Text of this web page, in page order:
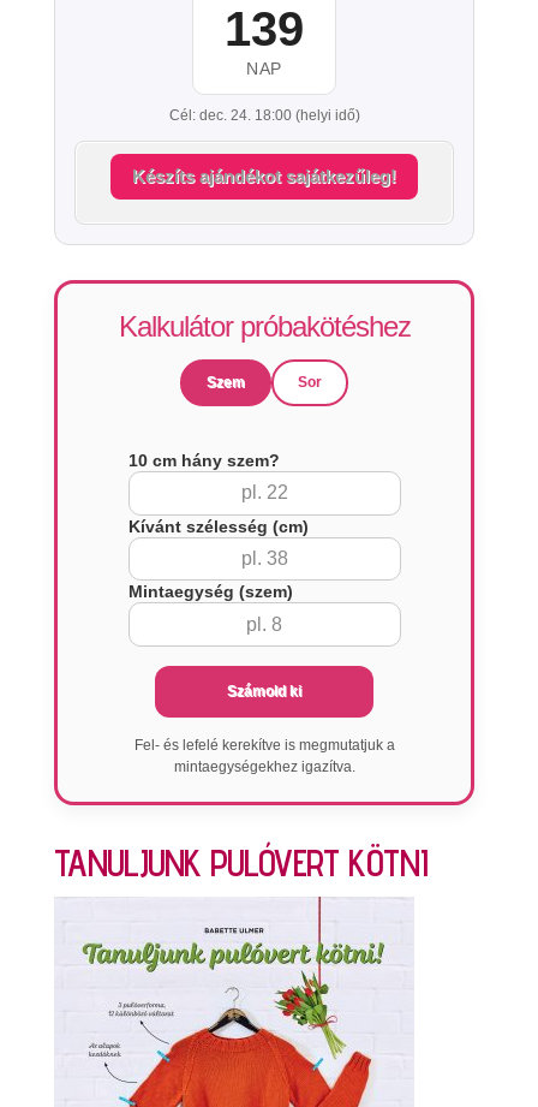
139
NAP
Cél: dec. 24. 18:00 (helyi idő)
Készíts ajándékot sajátkezűleg!
Kalkulátor próbakötéshez
Szem Sor
10 cm hány szem?
Kívánt szélesség (cm)
Mintaegység (szem)
Számold ki
Fel- és lefelé kerekítve is megmutatjuk a
mintaegységekhez igazítva.
TANULJUNK PULÓVERT KÖTNI